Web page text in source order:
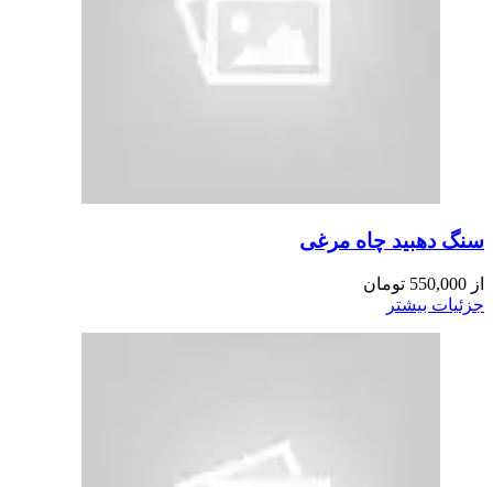
سنگ دهبید چاه مرغی
از 550,000 تومان
جزئیات بیشتر